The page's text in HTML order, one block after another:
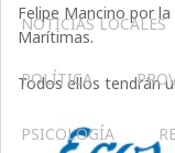
NOTICIAS LOCALES
POLÍTICA
PSICOLOGÍA
Felipe Mancino por
Marítimas.
Todos ellos tendrán